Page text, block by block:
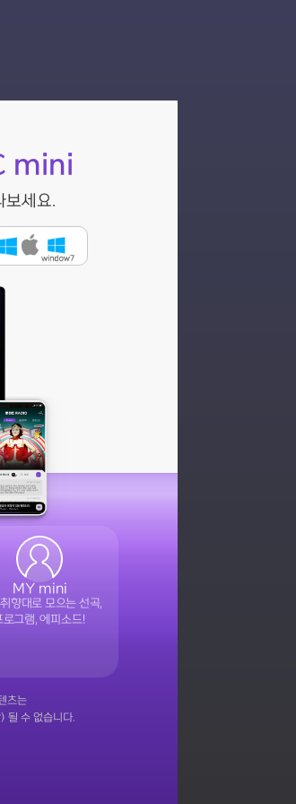
mini
보세요.
MY mini
향대로 모으는 선곡,
로그램, 에피소드!
츠는
될 수 없습니다.